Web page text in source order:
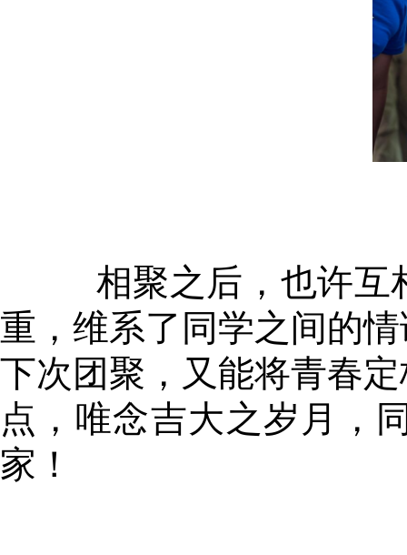
相聚之后，也许互
重，维系了同学之间的
下次团聚，又能将青春
点，唯念吉大之岁月，
家！